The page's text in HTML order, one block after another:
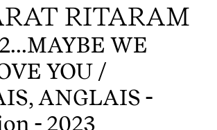
RITARAM
WE
YOU /
ANGLAIS -
- 2023